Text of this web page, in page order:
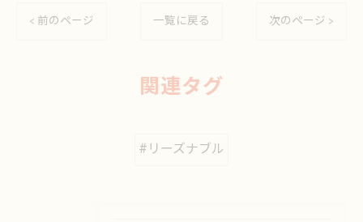
< 前のページ 一覧に戻る 次のページ >
関連タグ
#リーズナブル